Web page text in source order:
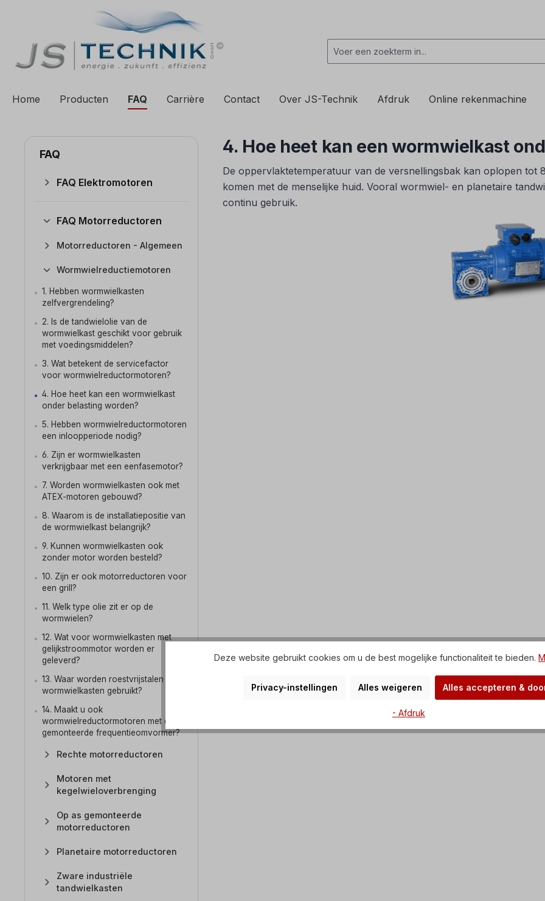
Ga naar de hoofdnavigatie
Home Producten FAQ Carrière Contact Over JS-Technik Afdruk Online rekenmachine
FAQ
FAQ Elektromotoren
FAQ Motorreductoren
Motorreductoren - Algemeen
Wormwielreductiemotoren
1. Hebben wormwielkasten
zelfvergrendeling?
2. Is de tandwielolie van de
wormwielkast geschikt voor gebruik
met voedingsmiddelen?
3. Wat betekent de servicefactor
voor wormwielreductormotoren?
4. Hoe heet kan een wormwielkast
onder belasting worden?
5. Hebben wormwielreductormotoren
een inloopperiode nodig?
6. Zijn er wormwielkasten
verkrijgbaar met een eenfasemotor?
7. Worden wormwielkasten ook met
ATEX-motoren gebouwd?
8. Waarom is de installatiepositie van
de wormwielkast belangrijk?
9. Kunnen wormwielkasten ook
zonder motor worden besteld?
10. Zijn er ook motorreductoren voor
een grill?
11. Welk type olie zit er op de
wormwielen?
12. Wat voor wormwielkasten met
gelijkstroommotor worden er
geleverd?
13. Waar worden roestvrijstalen
wormwielkasten gebruikt?
14. Maakt u ook
wormwielreductormotoren met een
gemonteerde frequentieomvormer?
Rechte motorreductoren
Motoren met
kegelwieloverbrenging
Op as gemonteerde
motorreductoren
Planetaire motorreductoren
Zware industriële
tandwielkasten
4. Hoe heet kan een wormwielkast
De oppervlaktetemperatuur van de versnellingsbak kan oplopen tot
komen met de menselijke huid. Vooral wormwiel- en planetaire
continu gebruik.
Deze website gebruikt cookies om u de best mogelijke functionaliteit te bieden.
Privacy-instellingen Alles weigeren Alles accepteren &
- Afdruk